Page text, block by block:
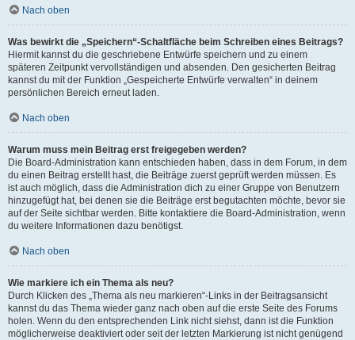
Nach oben
Was bewirkt die „Speichern“-Schaltfläche beim Schreiben eines Beitrags?
Hiermit kannst du die geschriebene Entwürfe speichern und zu einem
späteren Zeitpunkt vervollständigen und absenden. Den gesicherten Beitrag
kannst du mit der Funktion „Gespeicherte Entwürfe verwalten“ in deinem
persönlichen Bereich erneut laden.
Nach oben
Warum muss mein Beitrag erst freigegeben werden?
Die Board-Administration kann entschieden haben, dass in dem Forum, in dem
du einen Beitrag erstellt hast, die Beiträge zuerst geprüft werden müssen. Es
ist auch möglich, dass die Administration dich zu einer Gruppe von Benutzern
hinzugefügt hat, bei denen sie die Beiträge erst begutachten möchte, bevor sie
auf der Seite sichtbar werden. Bitte kontaktiere die Board-Administration, wenn
du weitere Informationen dazu benötigst.
Nach oben
Wie markiere ich ein Thema als neu?
Durch Klicken des „Thema als neu markieren“-Links in der Beitragsansicht
kannst du das Thema wieder ganz nach oben auf die erste Seite des Forums
holen. Wenn du den entsprechenden Link nicht siehst, dann ist die Funktion
möglicherweise deaktiviert oder seit der letzten Markierung ist nicht genügend